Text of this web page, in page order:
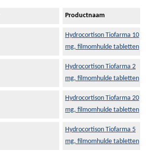
Productnaam
Hydrocortison Tiofarma 10
mg, filmomhulde tabletten
Hydrocortison Tiofarma 2
mg, filmomhulde tabletten
Hydrocortison Tiofarma 20
mg, filmomhulde tabletten
Hydrocortison Tiofarma 5
mg, filmomhulde tabletten